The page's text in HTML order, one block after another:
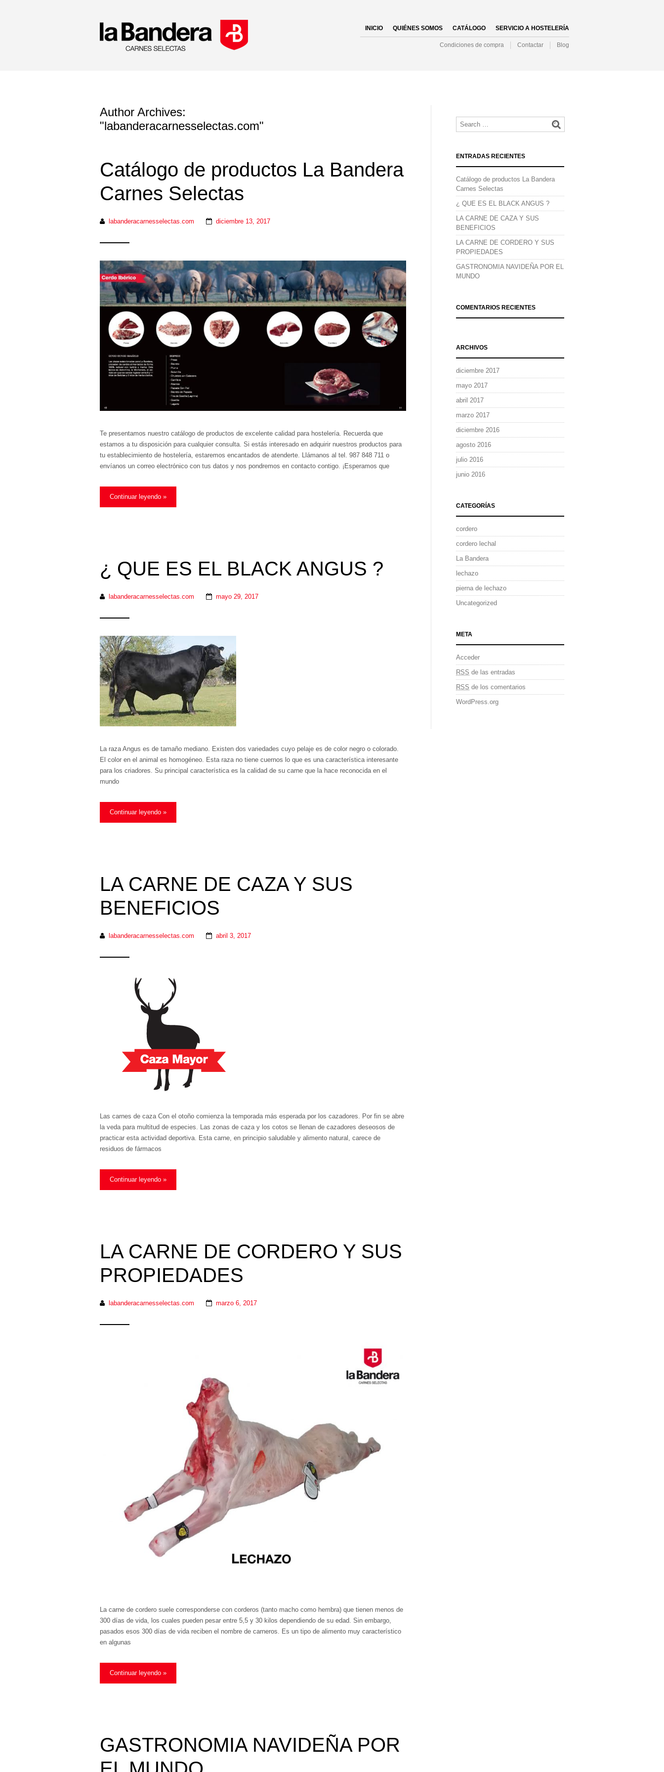
INICIO QUIÉNES SOMOS CATÁLOGO SERVICIO A HOSTELERÍA
Condiciones de compra Contactar Blog
Author Archives:
"labanderacarnesselectas.com"
Catálogo de productos La Bandera
Carnes Selectas
labanderacarnesselectas.com diciembre 13, 2017
Te presentamos nuestro catálogo de productos de excelente calidad para hostelería. Recuerda que
estamos a tu disposición para cualquier consulta. Si estás interesado en adquirir nuestros productos para
tu establecimiento de hostelería, estaremos encantados de atenderte. Llámanos al tel. 987 848 711 o
envíanos un correo electrónico con tus datos y nos pondremos en contacto contigo. ¡Esperamos que
Continuar leyendo »
¿ QUE ES EL BLACK ANGUS ?
labanderacarnesselectas.com mayo 29, 2017
La raza Angus es de tamaño mediano. Existen dos variedades cuyo pelaje es de color negro o colorado.
El color en el animal es homogéneo. Esta raza no tiene cuernos lo que es una característica interesante
para los criadores. Su principal característica es la calidad de su carne que la hace reconocida en el
mundo
Continuar leyendo »
LA CARNE DE CAZA Y SUS
BENEFICIOS
labanderacarnesselectas.com abril 3, 2017
Las carnes de caza Con el otoño comienza la temporada más esperada por los cazadores. Por fin se abre
la veda para multitud de especies. Las zonas de caza y los cotos se llenan de cazadores deseosos de
practicar esta actividad deportiva. Esta carne, en principio saludable y alimento natural, carece de
residuos de fármacos
Continuar leyendo »
LA CARNE DE CORDERO Y SUS
PROPIEDADES
labanderacarnesselectas.com marzo 6, 2017
La carne de cordero suele corresponderse con corderos (tanto macho como hembra) que tienen menos de
300 días de vida, los cuales pueden pesar entre 5,5 y 30 kilos dependiendo de su edad. Sin embargo,
pasados esos 300 días de vida reciben el nombre de carneros. Es un tipo de alimento muy característico
en algunas
Continuar leyendo »
GASTRONOMIA NAVIDEÑA POR
ENTRADAS RECIENTES
Catálogo de productos La Bandera
Carnes Selectas
¿ QUE ES EL BLACK ANGUS ?
LA CARNE DE CAZA Y SUS
BENEFICIOS
LA CARNE DE CORDERO Y SUS
PROPIEDADES
GASTRONOMIA NAVIDEÑA POR EL
MUNDO
COMENTARIOS RECIENTES
ARCHIVOS
diciembre 2017
mayo 2017
abril 2017
marzo 2017
diciembre 2016
agosto 2016
julio 2016
junio 2016
CATEGORÍAS
cordero
cordero lechal
La Bandera
lechazo
pierna de lechazo
Uncategorized
META
Acceder
RSS de las entradas
RSS de los comentarios
WordPress.org